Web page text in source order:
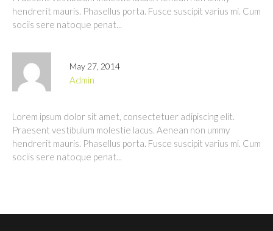
hendrerit mauris. Phasellus porta. Fusce suscipit varius mi. Cum
sociis sere natoque penat...
May 27, 2014
admin
Lorem ipsum dolor sit amet, consectetuer adipiscing elit.
Praesent vestibulum molestie lacus. Aenean non ummy
hendrerit mauris. Phasellus porta. Fusce suscipit varius mi. Cum
sociis sere natoque penat...